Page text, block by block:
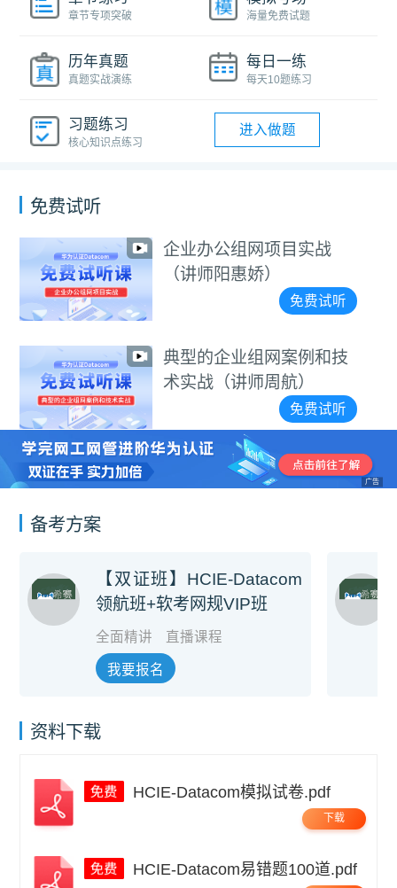
章节专项突破 海量免费试题
历年真题
真题实战演练
每日一练
每天10题练习
习题练习
核心知识点练习
进入做题
免费试听
办公组网项目实战
师阳惠娇）
免费试听
的企业组网案例和技
战（讲师周航）
免费试听
广告
备考方案
【双证班】HCIE-Datacom
领航班+软考网规VIP班
全面精讲 直播课程
我要报名
资料下载
HCIE-Datacom模拟试卷.pdf
下载
HCIE-Datacom易错题100道.pdf